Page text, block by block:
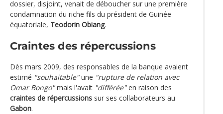
dossier, disjoint, venait de déboucher sur une première
condamnation du riche fils du président de Guinée
équatoriale, Teodorin Obiang.
Craintes des répercussions
Dès mars 2009, des responsables de la banque avaient
estimé "souhaitable"une "rupture de relation avec
Omar Bongo"mais l'avait "différée"en raison des
craintes de répercussions sur ses collaborateurs au
Gabon.